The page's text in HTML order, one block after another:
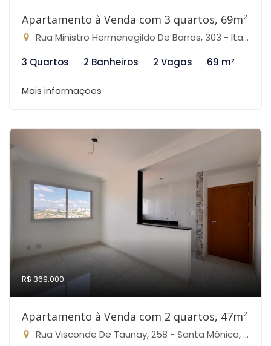
Apartamento à Venda com 3 quartos, 69m²
Rua Ministro Hermenegildo De Barros, 303 - Itapoã, Belo Horizonte-MG
3 Quartos
2 Banheiros 2 Vagas 69 m²
Mais informações
R$ 369.000
Apartamento à Venda com 2 quartos, 47m²
Rua Visconde De Taunay, 258 - Santa Mônica, Belo Horizonte-MG